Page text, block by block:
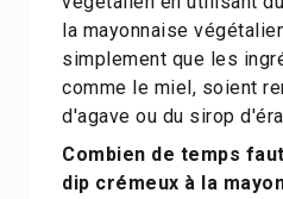
la mayonnaise
simplement que les
comme le miel, soient
d'agave ou du sirop
Combien de temps
dip crémeux à la